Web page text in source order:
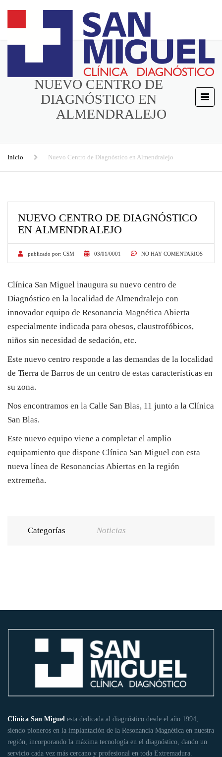
NUEVO CENTRO DE
DIAGNÓSTICO EN
ALMENDRALEJO
Inicio Nuevo Centro de Diagnóstico en Almendralejo
NUEVO CENTRO DE DIAGNÓSTICO
EN ALMENDRALEJO
publicado por: CSM 03/01/0001 NO HAY COMENTARIOS
Clínica San Miguel inaugura su nuevo centro de
Diagnóstico en la localidad de Almendralejo con
innovador equipo de Resonancia Magnética Abierta
especialmente indicada para obesos, claustrofóbicos,
niños sin necesidad de sedación, etc.
Este nuevo centro responde a las demandas de la localidad
de Tierra de Barros de un centro de estas características en
su zona.
Nos encontramos en la Calle San Blas, 11 junto a la Clínica
San Blas.
Este nuevo equipo viene a completar el amplio
equipamiento que dispone Clínica San Miguel con esta
nueva línea de Resonancias Abiertas en la región
extremeña.
Categorías Noticias
Clínica San Miguel esta dedicada al diagnóstico desde el año 1994,
siendo pioneros en la implantación de la Resonancia Magnética en nuestra
región, incorporando la máxima tecnología en el diagnóstico, dando un
servicio cada vez más cercano y profesional en toda Extremadura.